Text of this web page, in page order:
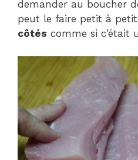
demander au boucher
peut le faire petit à petit
côtés comme si c’était